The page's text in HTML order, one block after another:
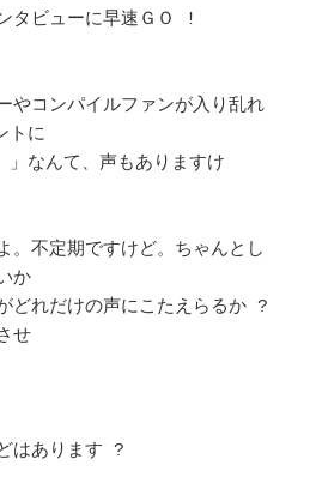
タビューに早速ＧＯ !
やコンパイルファンが入り乱れ
トに
なんて、声もありますけ
。不定期ですけど。ちゃんとし
か
れだけの声にこたえらるか ?
せ
はあります ?